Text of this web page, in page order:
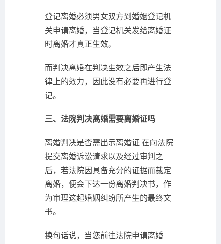
登记离婚必须男女双方到婚姻登记机
关申请离婚，当登记机关发给离婚证
时离婚才真正生效。
而判决离婚在判决生效之后即产生法
律上的效力，因此没有必要再进行登
记。
三、法院判决离婚需要离婚证吗
离婚判决是否需出示离婚证 在向法院
提交离婚诉讼请求以及经过审判之
后，若法院因具备充分的证据而裁定
离婚，便会下达一份离婚判决书，作
为审理这起婚姻纠纷所产生的最终文
书。
换句话说，当您前往法院申请离婚